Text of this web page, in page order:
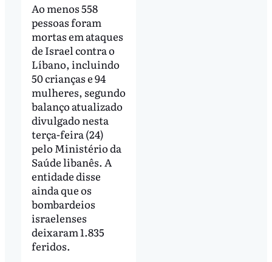
Ao menos 558
pessoas foram
mortas em ataques
de Israel contra o
Líbano, incluindo
50 crianças e 94
mulheres, segundo
balanço atualizado
divulgado nesta
terça-feira (24)
pelo Ministério da
Saúde libanês. A
entidade disse
ainda que os
bombardeios
israelenses
deixaram 1.835
feridos.